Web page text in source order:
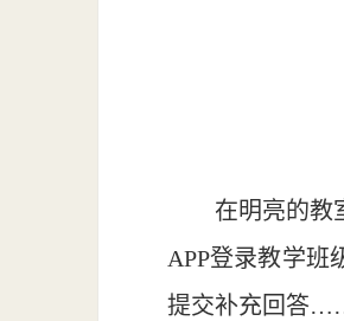
在明亮的教
APP登录教学班
提交补充回答